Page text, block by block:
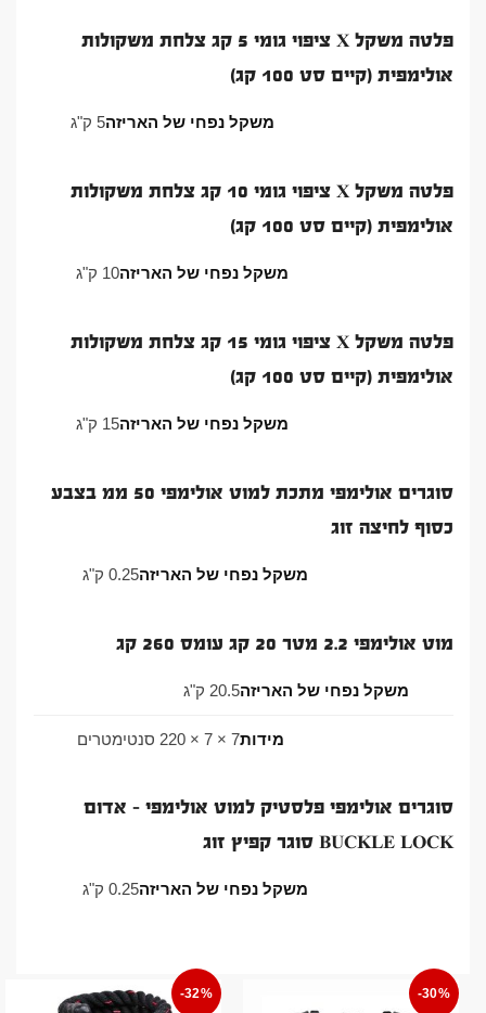
פלטה משקל X ציפוי גומי 5 קג צלחת משקולות
אולימפית (קיים סט 100 קג)
משקל נפחי של האריזה5 ק"ג
פלטה משקל X ציפוי גומי 10 קג צלחת משקולות
אולימפית (קיים סט 100 קג)
משקל נפחי של האריזה10 ק"ג
פלטה משקל X ציפוי גומי 15 קג צלחת משקולות
אולימפית (קיים סט 100 קג)
משקל נפחי של האריזה15 ק"ג
סוגרים אולימפי מתכת למוט אולימפי 50 ממ בצבע
כסוף לחיצה זוג
משקל נפחי של האריזה0.25 ק"ג
מוט אולימפי 2.2 מטר 20 קג עומס 260 קג
משקל נפחי של האריזה20.5 ק"ג
מידות7 × 7 × 220 סנטימטרים
סוגרים אולימפי פלסטיק למוט אולימפי - אדום
BUCKLE LOCK סוגר קפיץ זוג
משקל נפחי של האריזה0.25 ק"ג
-30%
-32%